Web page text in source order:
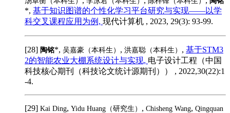
*, 基于知识图谱的个性化学习平台研究与实现——以学
科交叉课程应用为例, 现代计算机 , 2023, 29(3): 93-99.
[28] 陶铭*, 吴嘉豪（本科生） , 洪嘉聪（本科生） , 基于STM3
2的智能农业大棚系统设计与实现, 电子设计工程（中国
科技核心期刊（科技论文统计源期刊）） , 2022,30(22):1
-4.
[29] Kai Ding, Yidu Huang（研究生） , Chisheng Wang, Qingquan